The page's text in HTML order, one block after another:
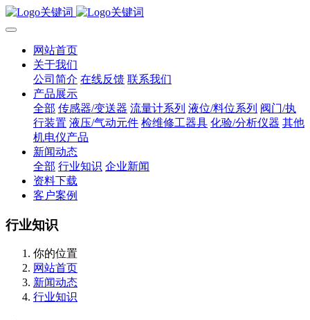
网站首页
关于我们
公司简介 在线反馈 联系我们
产品展示
全部 传感器/变送器 流量计系列 液位/料位系列 阀门/执
行装置 液压/气动元件 检维修工器具 化验/分析仪器 其他
机电仪产品
新闻动态
全部 行业知识 企业新闻
资料下载
客户案例
行业知识
你的位置
网站首页
新闻动态
行业知识